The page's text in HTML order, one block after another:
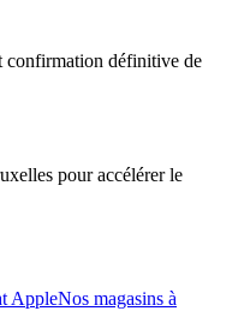
confirmation définitive de
pour accélérer le
AppleNos magasins à